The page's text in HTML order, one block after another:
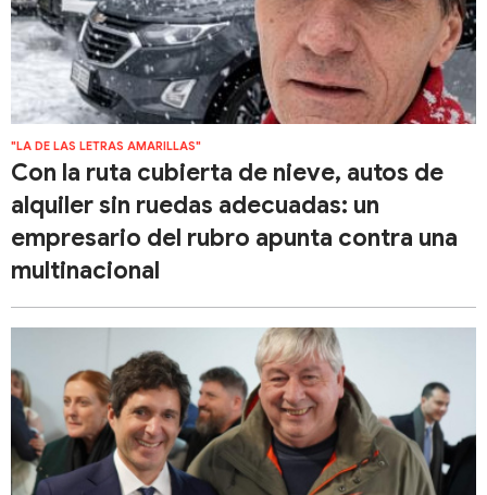
"LA DE LAS LETRAS AMARILLAS"
Con la ruta cubierta de nieve, autos de
alquiler sin ruedas adecuadas: un
empresario del rubro apunta contra una
multinacional